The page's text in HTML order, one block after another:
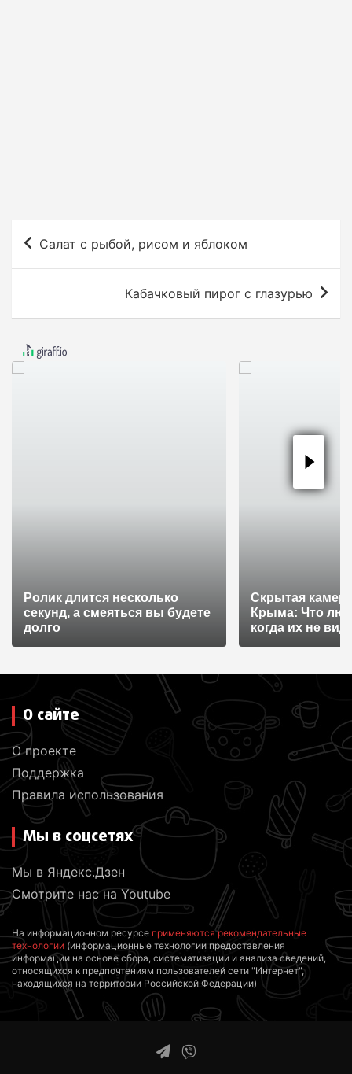
а
ц
Салат с рыбой, рисом и яблоком
Кабачковый пирог с глазурью
Ролик длится несколько
секунд, а смеяться вы будете
долго
Скрытая
Крыма: Что
когда их не
О сайте
О проекте
Поддержка
Правила использования
Мы в соцсетях
Мы в Яндекс.Дзен
Смотрите нас на Youtube
На информационном ресурсе применяются рекомендательные
технологии (информационные технологии предоставления
информации на основе сбора, систематизации и анализа сведений,
относящихся к предпочтениям пользователей сети "Интернет",
находящихся на территории Российской Федерации)